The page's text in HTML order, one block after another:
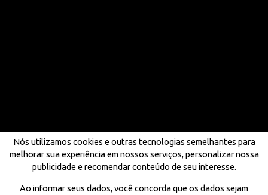
Nós utilizamos cookies e outras tecnologias semelhantes para
melhorar sua experiência em nossos serviços, personalizar nossa
publicidade e recomendar conteúdo de seu interesse.
Ao informar seus dados, você concorda que os dados sejam